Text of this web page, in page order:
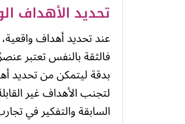
تحديد الأهداف
عند تحديد أهداف
فالثقة بالنفس تعتبر
بدقة ليتمكن من تحديد
لتجنب الأهداف غير
السابقة والتفكير في